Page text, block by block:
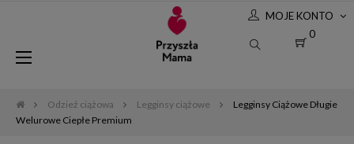
MOJE KONTO
0
Toggle
☰
Odzież ciążowa Legginsy ciążowe
Legginsy Ciążowe Długie
Welurowe Ciepłe Premium